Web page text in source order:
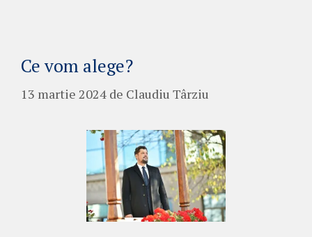
Ce vom alege?
13 martie 2024 de Claudiu Târziu